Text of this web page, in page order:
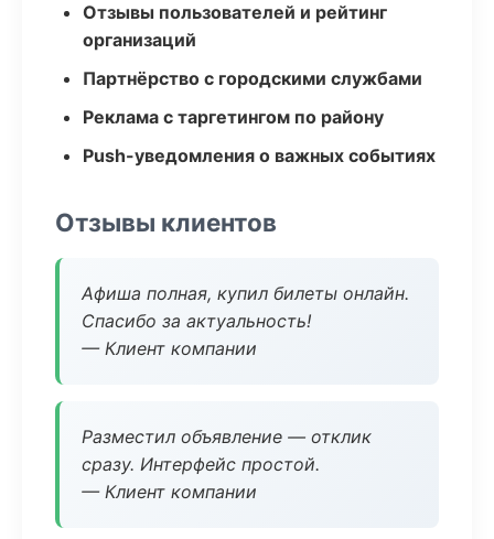
Отзывы пользователей и рейтинг
организаций
Партнёрство с городскими службами
Реклама с таргетингом по району
Push-уведомления о важных событиях
Отзывы клиентов
Афиша полная, купил билеты онлайн.
Спасибо за актуальность!
— Клиент компании
Разместил объявление — отклик
сразу. Интерфейс простой.
— Клиент компании